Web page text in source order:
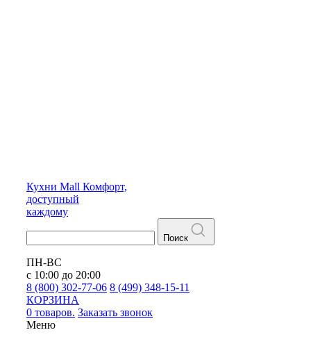
Кухни Mall Комфорт,
доступный
каждому
Поиск
ПН-ВС
с 10:00 до 20:00
8 (800) 302-77-06 8 (499) 348-15-11
КОРЗИНА
0 товаров. Заказать звонок
Меню